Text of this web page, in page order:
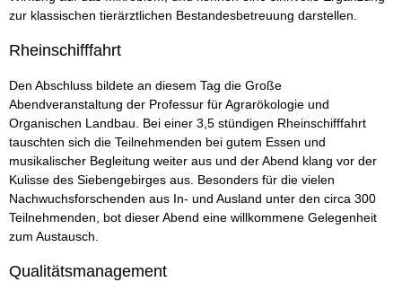
zur klassischen tierärztlichen Bestandesbetreuung darstellen.
Rheinschifffahrt
Den Abschluss bildete an diesem Tag die Große
Abendveranstaltung der Professur für Agrarökologie und
Organischen Landbau. Bei einer 3,5 stündigen Rheinschifffahrt
tauschten sich die Teilnehmenden bei gutem Essen und
musikalischer Begleitung weiter aus und der Abend klang vor der
Kulisse des Siebengebirges aus. Besonders für die vielen
Nachwuchsforschenden aus In- und Ausland unter den circa 300
Teilnehmenden, bot dieser Abend eine willkommene Gelegenheit
zum Austausch.
Qualitätsmanagement